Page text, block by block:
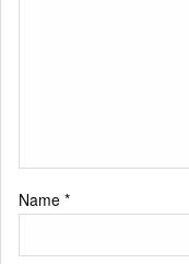
Name *